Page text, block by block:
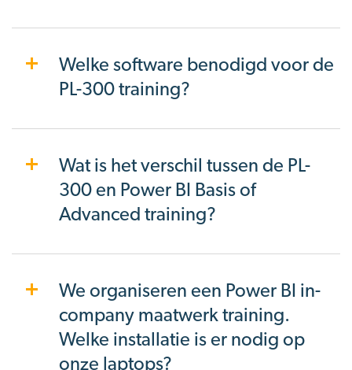
Welke software benodigd voor de
PL-300 training?
Wat is het verschil tussen de PL-
300 en Power BI Basis of
Advanced training?
We organiseren een Power BI in-
company maatwerk training.
Welke installatie is er nodig op
onze laptops?